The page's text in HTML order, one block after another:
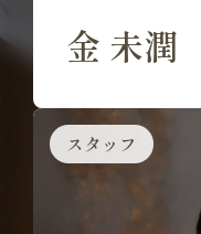
金 未潤
スタッフ